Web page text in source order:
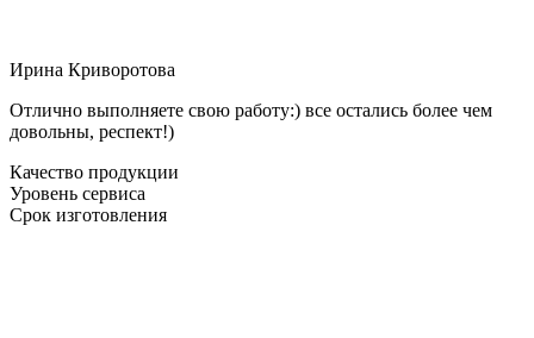
Ирина Криворотова
Отлично выполняете свою работу:) все остались более чем
довольны, респект!)
Качество продукции
Уровень сервиса
Срок изготовления